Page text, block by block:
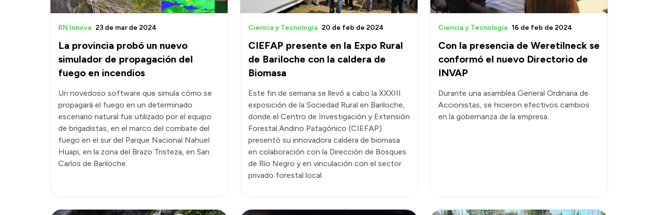
La provincia probó un nuevo
simulador de propagación del
fuego en incendios
RN Innova 23 de mar de 2024
Un novedoso software que simula cómo se
propagará el fuego en un determinado
escenario natural fue utilizado por el equipo
de brigadistas, en el marco del combate del
fuego en el sur del Parque Nacional Nahuel
Huapi, en la zona del Brazo Tristeza, en San
Carlos de Bariloche.
CIEFAP presente en la Expo Rural
de Bariloche con la caldera de
Biomasa
Ciencia y Tecnología 20 de feb de 2024
Este fin de semana se llevó a cabo la XXXIII
exposición de la Sociedad Rural en Bariloche,
donde el Centro de Investigación y Extensión
Forestal Andino Patagónico (CIEFAP)
presentó su innovadora caldera de biomasa
en colaboración con la Dirección de Bosques
de Río Negro y en vinculación con el sector
privado forestal local.
Con la presencia de Weretilneck se
conformó el nuevo Directorio de
INVAP
Ciencia y Tecnología 16 de feb de 2024
Durante una asamblea General Ordinaria de
Accionistas, se hicieron efectivos cambios
en la gobernanza de la empresa.